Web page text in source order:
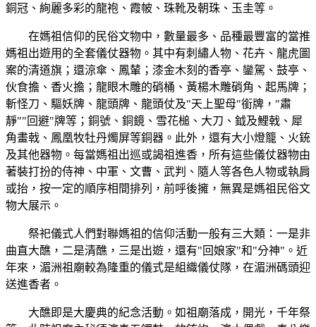
銅冠、絢麗多彩的龍袍、霞帔、珠靴及朝珠、玉圭等。
在媽祖信仰的民俗文物中，數量最多、品種最豐富的當推
媽祖出遊用的全套儀仗器物。其中有刺繡人物、花卉、龍虎圖
案的清道旗；還涼傘、鳳輦；漆金木刻的香亭、鑾駕、鼓亭、
伙食擔、香火擔；龍眼木雕的硝桶、黃楊木雕硝角、起馬牌；
斬怪刀、驅妖牌、龍頭牌、龍頭仗及"天上聖母"銜牌，"肅
靜""回避"牌等；銅號、銅鏡、雪花槌、大刀、鉞及鯉戟、犀
角畫戟、鳳凰牧牡丹燭屏等銅器。此外，還有大小燈籠、火銃
及其他器物。每當媽祖出巡或謁祖進香，所有這些儀仗器物由
著裝打扮的侍神、中軍、文曹、武判、隨人等各色人物或執肩
或抬，按一定的順序相間排列，前呼後擁，無異是媽祖民俗文
物大展示。
祭祀儀式人們對聯媽祖的信仰活動一般有三大類：一是非
曲直大醮，二是清醮，三是出遊，還有"回娘家"和"分神"。近
年來，湄洲祖廟較為隆重的儀式是組織儀仗隊，在湄洲碼頭迎
送進香者。
大醮即是大慶典的紀念活動。如祖廟落成，開光，千年祭